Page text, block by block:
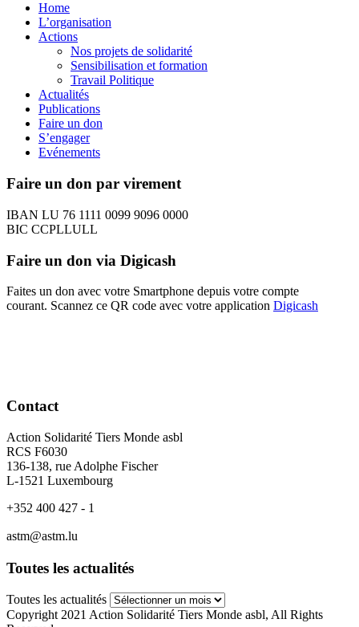
Home
L’organisation
Actions
Nos projets de solidarité
Sensibilisation et formation
Travail Politique
Actualités
Publications
Faire un don
S’engager
Evénements
Faire un don par virement
IBAN LU 76 1111 0099 9096 0000
BIC CCPLLULL
Faire un don via Digicash
Faites un don avec votre Smartphone depuis votre compte
courant. Scannez ce QR code avec votre application Digicash
Contact
Action Solidarité Tiers Monde asbl
RCS F6030
136-138, rue Adolphe Fischer
L-1521 Luxembourg
+352 400 427 - 1
astm@astm.lu
Toutes les actualités
Toutes les actualités
Copyright 2021 Action Solidarité Tiers Monde asbl, All Rights